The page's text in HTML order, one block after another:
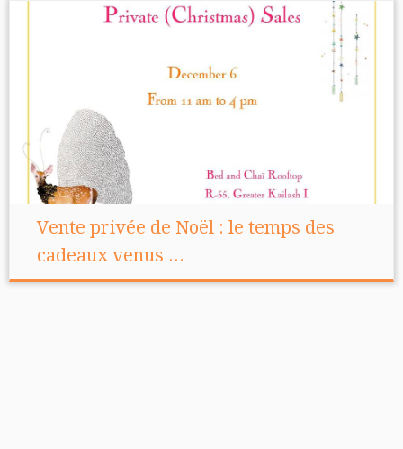
Vente privée de Noël : le temps des
cadeaux venus ...